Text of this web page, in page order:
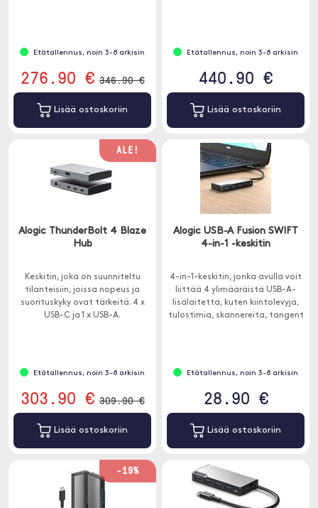
Etätallennus, noin 3-8 arkisin
276.90 € 346.90 €
Lisää ostoskoriin
Etätallennus, noin 3-8 arkisin
440.90 €
Lisää ostoskoriin
ALE!
Alogic ThunderBolt 4 Blaze
Hub
Keskitin, joka on suunniteltu
tilanteisiin, joissa nopeus ja
suorituskyky ovat tärkeitä. 4 x
USB-C ja 1 x USB-A.
Etätallennus, noin 3-8 arkisin
303.90 € 309.90 €
Lisää ostoskoriin
Alogic USB-A Fusion SWIFT
4-in-1 -keskitin
4-in-1-keskitin, jonka avulla voit
liittää 4 ylimääräistä USB-A-
lisälaitetta, kuten kiintolevyjä,
tulostimia, skannereita, tangent
Etätallennus, noin 3-8 arkisin
28.90 €
Lisää ostoskoriin
-19%